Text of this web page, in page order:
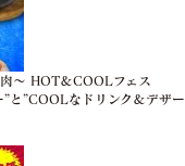
～ HOT＆COOLフェス
”COOLなドリンク＆デザー